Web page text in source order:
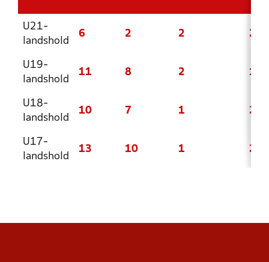
U21-
landshold
6 2 2 2
U19-
landshold
11 8 2 1
U18-
landshold
10 7 1 2
U17-
landshold
13 10 1 2